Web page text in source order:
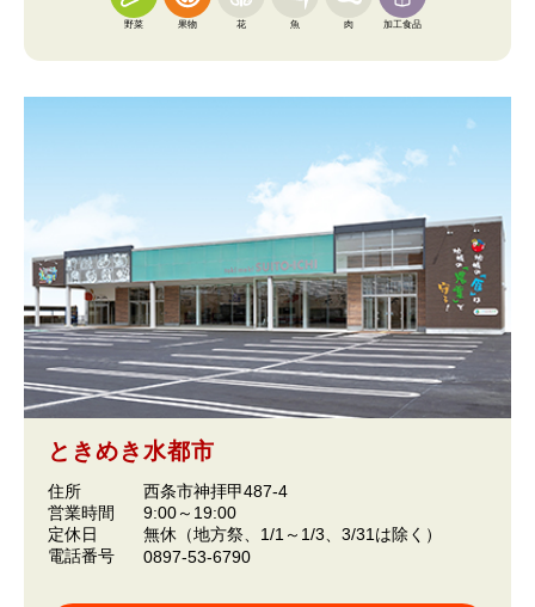
野菜 果物 花 魚 肉 加工食品
ときめき水都市
住所
西条市神拝甲487-4
営業時間
9:00～19:00
定休日
無休（地方祭、1/1～1/3、3/31は除く）
電話番号
0897-53-6790